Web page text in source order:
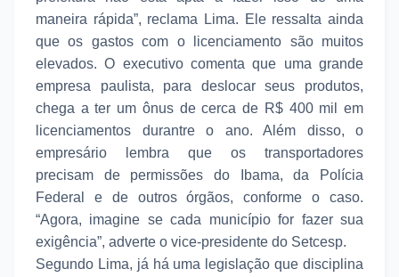
maneira rápida”, reclama Lima. Ele ressalta ainda
que os gastos com o licenciamento são muitos
elevados. O executivo comenta que uma grande
empresa paulista, para deslocar seus produtos,
chega a ter um ônus de cerca de R$ 400 mil em
licenciamentos durantre o ano. Além disso, o
empresário lembra que os transportadores
precisam de permissões do Ibama, da Polícia
Federal e de outros órgãos, conforme o caso.
“Agora, imagine se cada município for fazer sua
exigência”, adverte o vice-presidente do Setcesp.
Segundo Lima, já há uma legislação que disciplina